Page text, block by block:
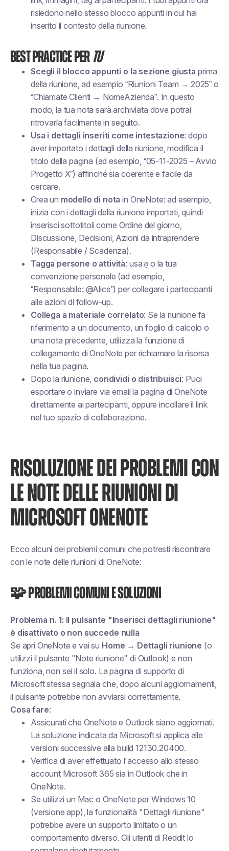
risiedono nello stesso blocco appunti in cui hai
inserito il contesto della riunione.
Best practice per Tu
Scegli il blocco appunti o la sezione giusta prima
della riunione, ad esempio “Riunioni Team → 2025” o
“Chiamate Clienti → NomeAzienda”. In questo
modo, la tua nota sarà archiviata dove potrai
ritrovarla facilmente in seguito.
Usa i dettagli inseriti come intestazione: dopo
aver importato i dettagli della riunione, modifica il
titolo della pagina (ad esempio, “05-11-2025 – Avvio
Progetto X”) affinché sia coerente e facile da
cercare.
Crea un modello di nota in OneNote: ad esempio,
inizia con i dettagli della riunione importati, quindi
inserisci sottotitoli come Ordine del giorno,
Discussione, Decisioni, Azioni da intraprendere
(Responsabile / Scadenza).
Tagga persone o attività: usa@ o la tua
convenzione personale (ad esempio,
“Responsabile: @Alice”) per collegare i partecipanti
alle azioni di follow-up.
Collega a materiale correlato: Se la riunione fa
riferimento a un documento, un foglio di calcolo o
una nota precedente, utilizza la funzione di
collegamento di OneNote per richiamare la risorsa
nella tua pagina.
Dopo la riunione, condividi o distribuisci: Puoi
esportare o inviare via email la pagina di OneNote
direttamente ai partecipanti, oppure incollare il link
nel tuo spazio di collaborazione.
RISOLUZIONE DEI PROBLEMI CON
LE NOTE DELLE RIUNIONI DI
MICROSOFT ONENOTE
Ecco alcuni dei problemi comuni che potresti riscontrare
con le note delle riunioni di OneNote:
🧩 Problemi comuni e soluzioni
Problema n. 1: Il pulsante "Inserisci dettagli riunione"
è disattivato o non succede nulla
Se apri OneNote e vai su Home → Dettagli riunione (o
utilizzi il pulsante "Note riunione" di Outlook) e non
funziona, non sei il solo. La pagina di supporto di
Microsoft stessa segnala che, dopo alcuni aggiornamenti,
il pulsante potrebbe non avviarsi correttamente.
Cosa fare:
Assicurati che OneNote e Outlook siano aggiornati.
La soluzione indicata da Microsoft si applica alle
versioni successive alla build 12130.20400.
Verifica di aver effettuato l'accesso allo stesso
account Microsoft 365 sia in Outlook che in
OneNote.
Se utilizzi un Mac o OneNote per Windows 10
(versione app), la funzionalità "Dettagli riunione"
potrebbe avere un supporto limitato o un
comportamento diverso. Gli utenti di Reddit lo